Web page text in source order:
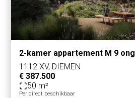
2-kamer appartement M 9 ong
1112 XV, DIEMEN
€ 387.500
50 m²
Per direct beschikbaar